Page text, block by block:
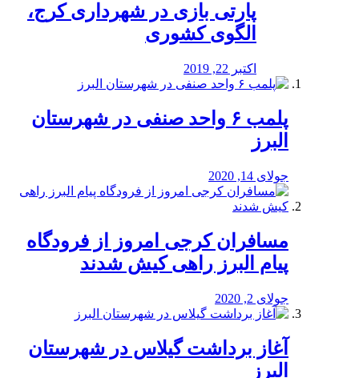
پارتی بازی در شهرداری کرج،
الگوی کشوری
اکتبر 22, 2019
پلمب ۶ واحد صنفی در شهرستان
البرز
جولای 14, 2020
مسافران کرجی امروز از فرودگاه
پیام البرز راهی کیش شدند
جولای 2, 2020
آغاز برداشت گیلاس در شهرستان
البرز